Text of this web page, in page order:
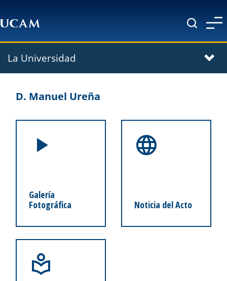
La Universidad
D. Manuel Ureña
Galería
Fotográfica
Noticia del Acto